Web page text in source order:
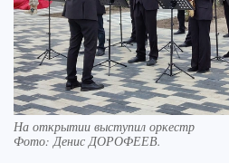
На открытии выступил оркестр
Фото:Денис ДОРОФЕЕВ.